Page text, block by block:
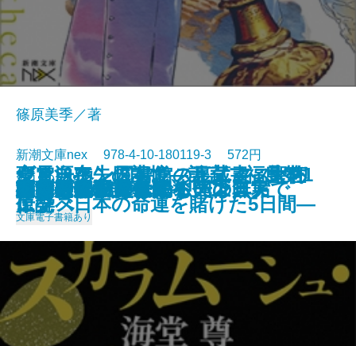
言ってはいけない中国の真実
話術
ジミ・ヘンドリクス・エクスペリ
エンス
決定版 快読シェイクスピア
警官の掟
誰がために鐘は鳴る〔上〕
誰がために鐘は鳴る〔下〕
夜空の呪いに色はない
断片のアリス
ヴァチカン図書館の裏蔵書 聖杯
伝説
篠原美季／著
新潮文庫nex 978-4-10-180119-3 572円
2018/02/28
文庫電子書籍あり
スカラムーシュ・ムーン
変見自在 日本よ、カダフィ大佐
に学べ
ゴーグル男の怪
神戸電鉄殺人事件
馬たちよ、それでも光は無垢で
掲載禁止
須賀敦子の方へ
全電源喪失の記憶―証言・福島第1
原発 日本の命運を賭けた5日間―
影の中の影
あぶない叔父さん